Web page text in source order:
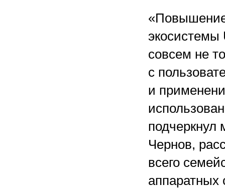
«Повышение
экосистемы
совсем не
с
и
подчеркнул
Чернов,
всего
аппаратных